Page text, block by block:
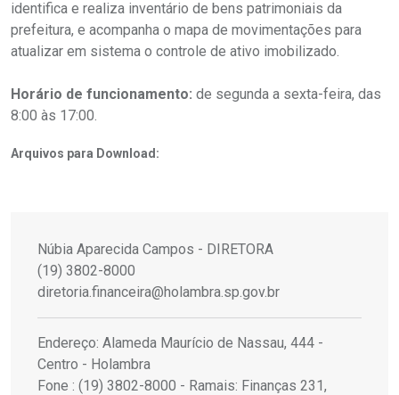
identifica e realiza inventário de bens patrimoniais da
prefeitura, e acompanha o mapa de movimentações para
atualizar em sistema o controle de ativo imobilizado.
Horário de funcionamento: de segunda a sexta-feira, das
8:00 às 17:00.
Arquivos para Download:
Núbia Aparecida Campos - DIRETORA
(19) 3802-8000
diretoria.financeira@holambra.sp.gov.br
Endereço: Alameda Maurício de Nassau, 444 -
Centro - Holambra
Fone : (19) 3802-8000 - Ramais: Finanças 231,